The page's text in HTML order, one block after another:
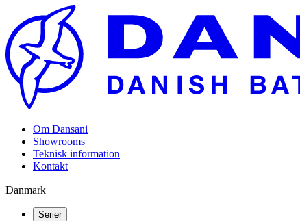
Om Dansani
Showrooms
Teknisk information
Kontakt
Danmark
Serier